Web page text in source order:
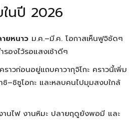
นปี 2026
ยหนาว ม.ค.–มี.ค. โอกาสเห็นฟูจิชัดๆ
รองไว้รอแสงเช้าดีๆ
คราวก่อนอยู่แถบคาวากุจิโกะ คราวนี้เพิ่ม
–ชิซูโอกะ และหลบคนไปมุมสงบใกล้
านไฟ งานหิมะ ปลายฤดูยังพอมี และ